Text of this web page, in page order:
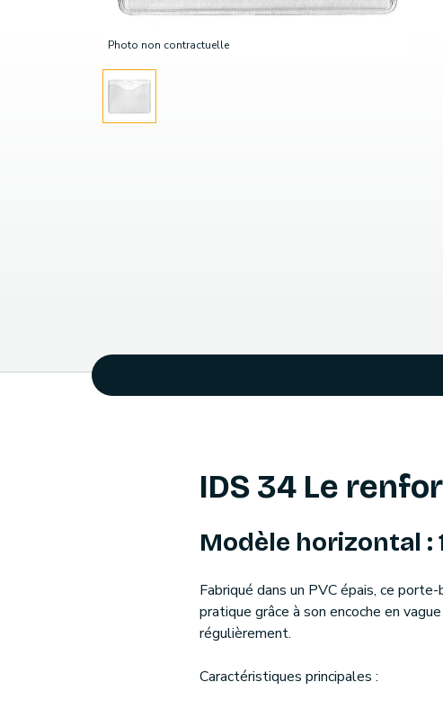
Photo non contractuelle
IDS 34 Le
Modèle horizontal :
Fabriqué dans un PVC épais, ce
pratique grâce à son encoche en
régulièrement.
Caractéristiques principales :